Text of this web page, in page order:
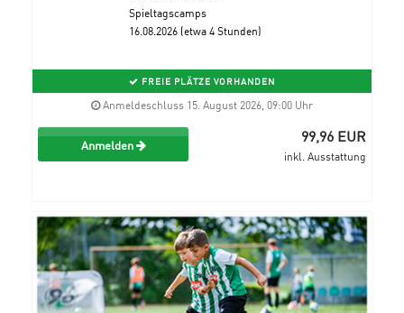
Spieltagscamps
16.08.2026 (etwa 4 Stunden)
FREIE PLÄTZE VORHANDEN
Anmeldeschluss 15. August 2026, 09:00 Uhr
Anmelden 99,96 EUR
inkl. Ausstattung